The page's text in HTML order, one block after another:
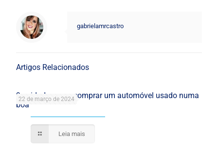
gabrielamrcastro
Artigos Relacionados
22 de março de 2024
9 cuidados para comprar um automóvel usado numa
boa
Leia mais